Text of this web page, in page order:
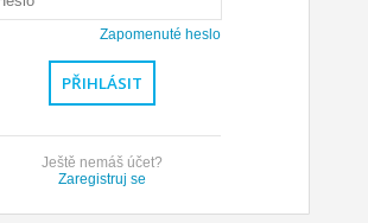
Zapomenuté heslo
Ještě nemáš účet?
Zaregistruj se